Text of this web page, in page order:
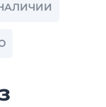
НАЛИЧИИ